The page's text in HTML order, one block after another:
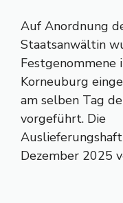
Auf Anordnung
Staatsanwältin
Festgenommene
Korneuburg
am selben Tag
vorgeführt. Die
Dezember 2025